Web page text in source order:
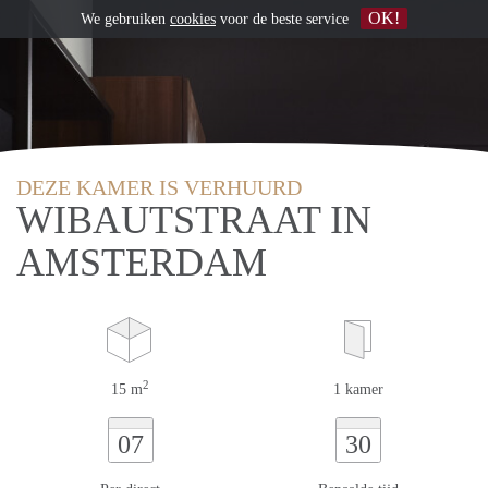
DEZE KAMER IS VERHUURD
WIBAUTSTRAAT IN
AMSTERDAM
15 m2 1 kamer
07 30
We gebruiken cookies voor de beste service OK!